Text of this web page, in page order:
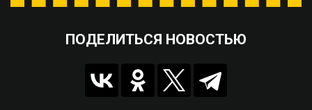
ПОДЕЛИТЬСЯ НОВОСТЬЮ